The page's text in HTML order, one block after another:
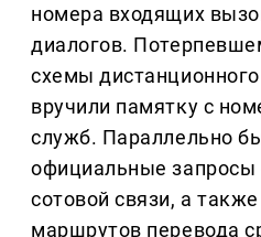
номера входящих
диалогов.
схемы
вручили памятку с
служб. Параллельно
официальные запросы
сотовой связи, а
маршрутов перевода